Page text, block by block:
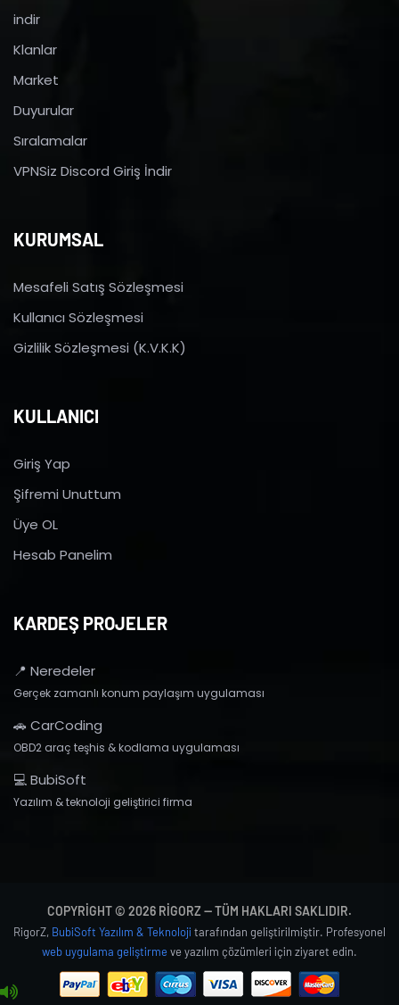
indir
Klanlar
Market
Duyurular
Sıralamalar
VPNSiz Discord Giriş İndir
KURUMSAL
Mesafeli Satış Sözleşmesi
Kullanıcı Sözleşmesi
Gizlilik Sözleşmesi (K.V.K.K)
KULLANICI
Giriş Yap
Şifremi Unuttum
Üye OL
Hesab Panelim
KARDEŞ PROJELER
📍 Neredeler
Gerçek zamanlı konum paylaşım uygulaması
🚗 CarCoding
OBD2 araç teşhis & kodlama uygulaması
💻 BubiSoft
Yazılım & teknoloji geliştirici firma
COPYRIGHT © 2026 RIGORZ — TÜM HAKLARI SAKLIDIR.
RigorZ, BubiSoft Yazılım & Teknoloji tarafından geliştirilmiştir. Profesyonel
web uygulama geliştirmeve yazılım çözümleri için ziyaret edin.